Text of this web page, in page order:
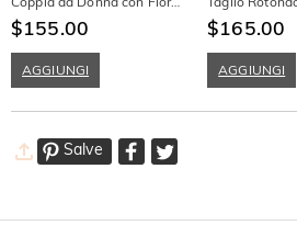
e Foglie in Argento Sterling
$155.00
AGGIUNGI
Sterling
$165.00
AGGIUNGI
Salve